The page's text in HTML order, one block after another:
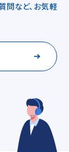
問など、お気軽